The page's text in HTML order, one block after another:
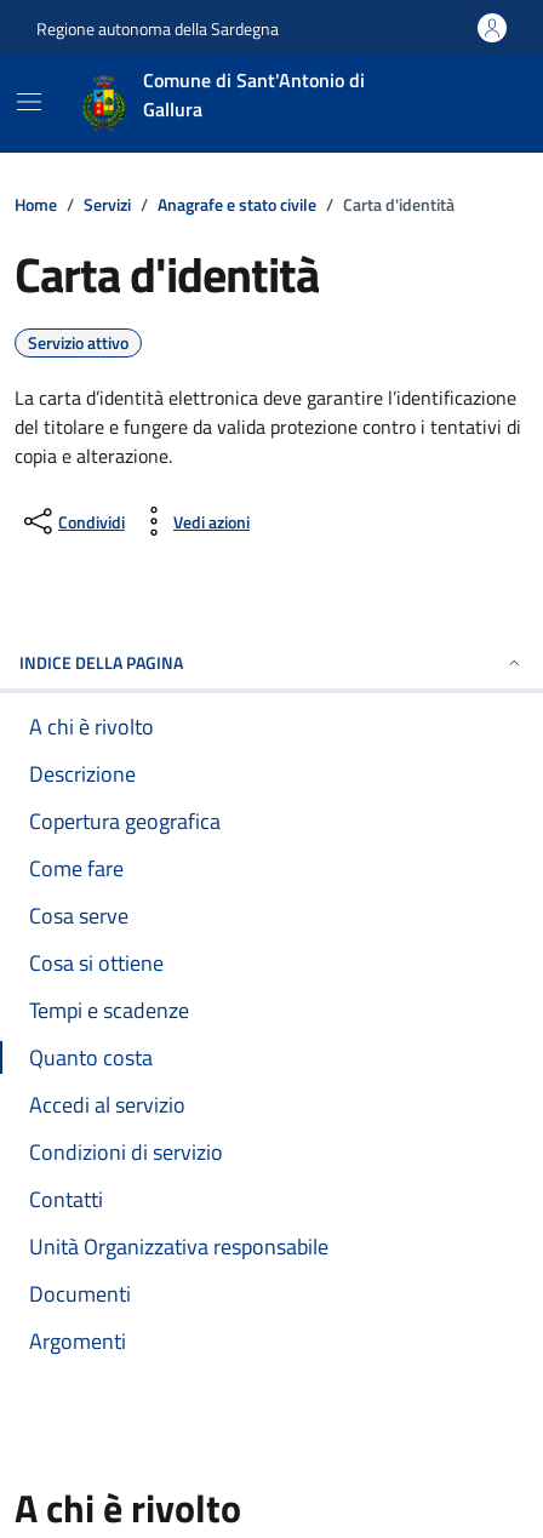
Regione autonoma della Sardegna
Comune di Sant'Antonio di
Gallura
Home Servizi Anagrafe e stato civile Carta d'identità
Carta d'identità
Servizio attivo
La carta d’identità elettronica deve garantire l’identificazione
del titolare e fungere da valida protezione contro i tentativi di
copia e alterazione.
Condividi Vedi azioni
INDICE DELLA PAGINA
A chi è rivolto
Descrizione
Copertura geografica
Come fare
Cosa serve
Cosa si ottiene
Tempi e scadenze
Quanto costa
Accedi al servizio
Condizioni di servizio
Contatti
Unità Organizzativa responsabile
Documenti
Argomenti
A chi è rivolto